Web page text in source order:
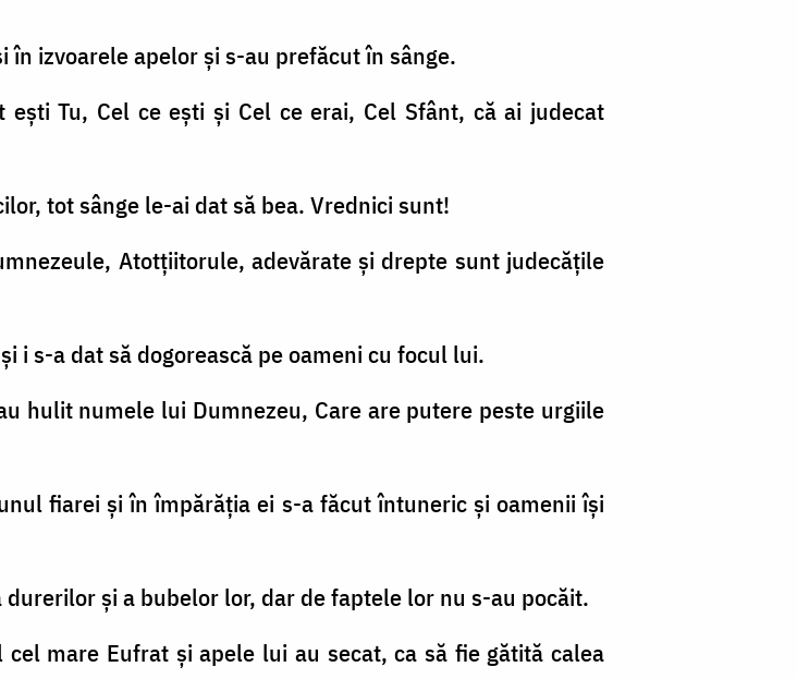
izvoarele apelor şi s-au prefăcut în sânge.
Tu, Cel ce eşti şi Cel ce erai, Cel Sfânt, că ai judecat
tot sânge le-ai dat să bea. Vrednici sunt!
Atotţiitorule, adevărate şi drepte sunt judecăţile
i s-a dat să dogorească pe oameni cu focul lui.
hulit numele lui Dumnezeu, Care are putere peste urgiile
fiarei şi în împărăţia ei s-a făcut întuneric şi oamenii îşi
şi a bubelor lor, dar de faptele lor nu s-au pocăit.
mare Eufrat şi apele lui au secat, ca să fie gătită calea